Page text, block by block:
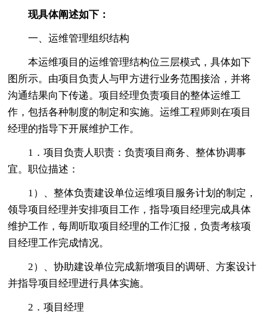
现具体阐述如下：
一、运维管理组织结构
本运维项目的运维管理结构位三层模式，具体如下
图所示。由项目负责人与甲方进行业务范围接洽，并将
沟通结果向下传递。项目经理负责项目的整体运维工
作，包括各种制度的制定和实施。运维工程师则在项目
经理的指导下开展维护工作。
1．项目负责人职责：负责项目商务、整体协调事
宜。职位描述：
1）、整体负责建设单位运维项目服务计划的制定，
领导项目经理并安排项目工作，指导项目经理完成具体
维护工作，每周听取项目经理的工作汇报，负责考核项
目经理工作完成情况。
2）、协助建设单位完成新增项目的调研、方案设计
并指导项目经理进行具体实施。
2．项目经理